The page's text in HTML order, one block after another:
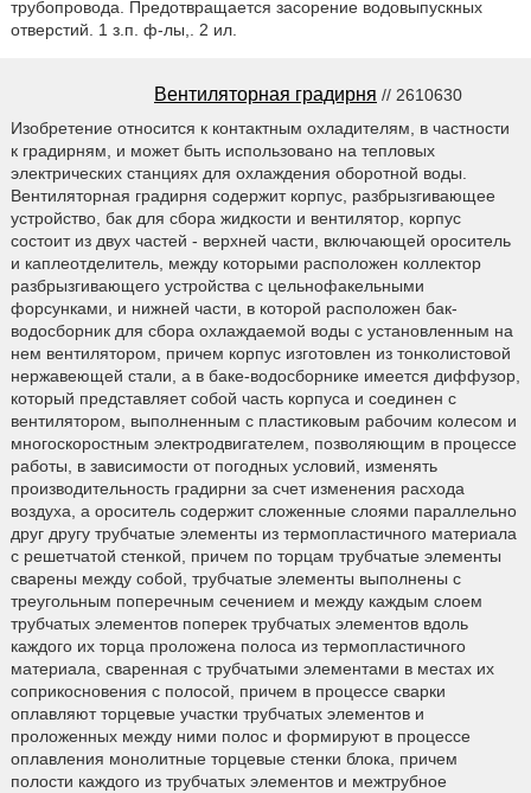
трубопровода. Предотвращается засорение водовыпускных
отверстий. 1 з.п. ф-лы,. 2 ил.
Вентиляторная градирня // 2610630
Изобретение относится к контактным охладителям, в частности
к градирням, и может быть использовано на тепловых
электрических станциях для охлаждения оборотной воды.
Вентиляторная градирня содержит корпус, разбрызгивающее
устройство, бак для сбора жидкости и вентилятор, корпус
состоит из двух частей - верхней части, включающей ороситель
и каплеотделитель, между которыми расположен коллектор
разбрызгивающего устройства с цельнофакельными
форсунками, и нижней части, в которой расположен бак-
водосборник для сбора охлаждаемой воды с установленным на
нем вентилятором, причем корпус изготовлен из тонколистовой
нержавеющей стали, а в баке-водосборнике имеется диффузор,
который представляет собой часть корпуса и соединен с
вентилятором, выполненным с пластиковым рабочим колесом и
многоскоростным электродвигателем, позволяющим в процессе
работы, в зависимости от погодных условий, изменять
производительность градирни за счет изменения расхода
воздуха, а ороситель содержит сложенные слоями параллельно
друг другу трубчатые элементы из термопластичного материала
с решетчатой стенкой, причем по торцам трубчатые элементы
сварены между собой, трубчатые элементы выполнены с
треугольным поперечным сечением и между каждым слоем
трубчатых элементов поперек трубчатых элементов вдоль
каждого их торца проложена полоса из термопластичного
материала, сваренная с трубчатыми элементами в местах их
соприкосновения с полосой, причем в процессе сварки
оплавляют торцевые участки трубчатых элементов и
проложенных между ними полос и формируют в процессе
оплавления монолитные торцевые стенки блока, причем
полости каждого из трубчатых элементов и межтрубное